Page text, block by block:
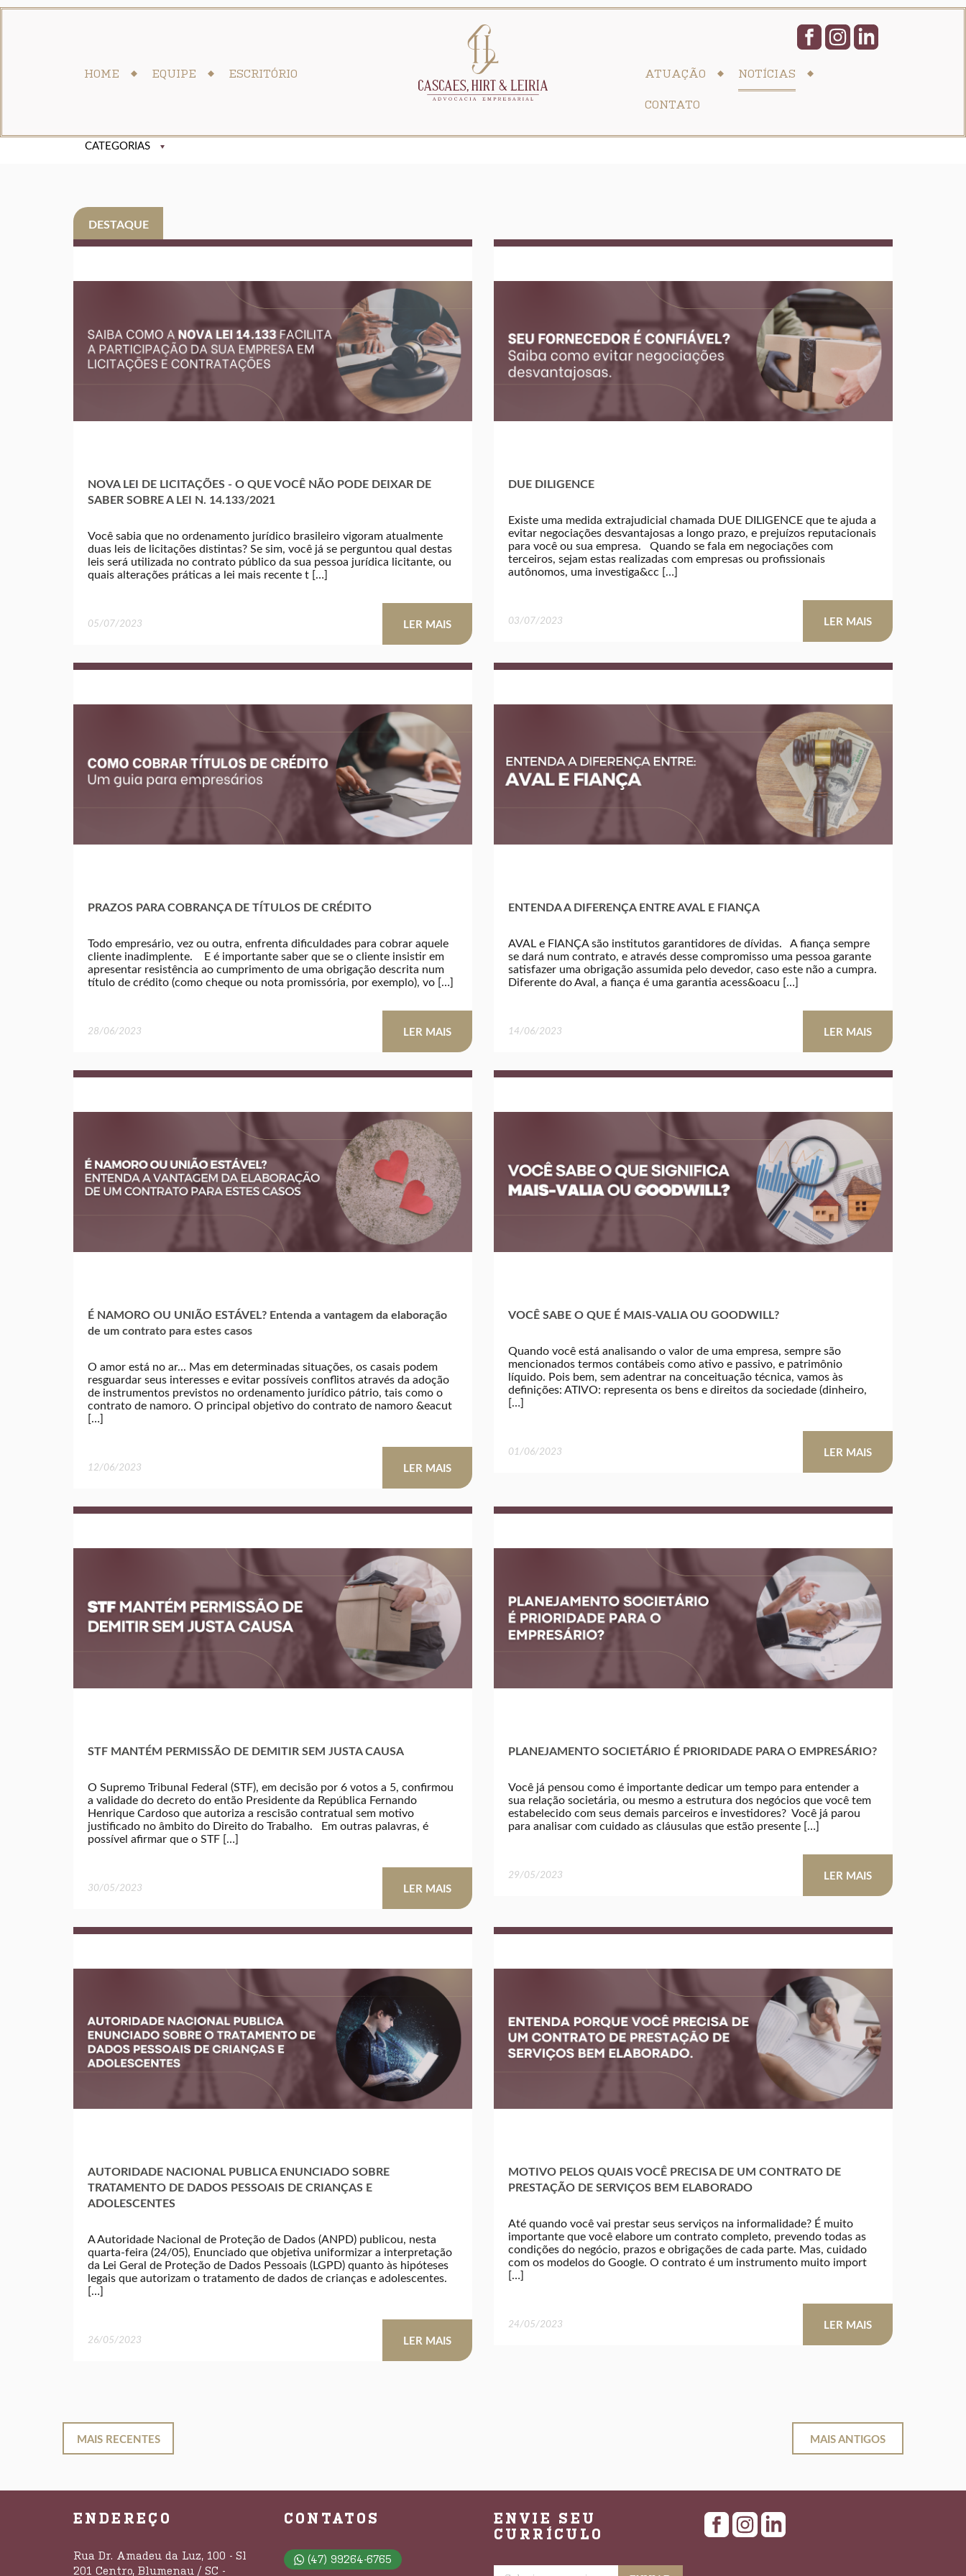
HOME EQUIPE ESCRITÓRIO ATUAÇÃO NOTÍCIAS
CONTATO
DESTAQUE
NOVA LEI DE LICITAÇÕES - O QUE VOCÊ NÃO PODE DEIXAR DE
SABER SOBRE A LEI N. 14.133/2021
Você sabia que no ordenamento jurídico brasileiro vigoram atualmente
duas leis de licitações distintas? Se sim, você já se perguntou qual destas
leis será utilizada no contrato público da sua pessoa jurídica licitante, ou
quais alterações práticas a lei mais recente t […]
05/07/2023 LER MAIS
DUE DILIGENCE
Existe uma medida extrajudicial chamada DUE DILIGENCE que te ajuda a
evitar negociações desvantajosas a longo prazo, e prejuízos reputacionais
para você ou sua empresa. Quando se fala em negociações com
terceiros, sejam estas realizadas com empresas ou profissionais
autônomos, uma investiga&cc […]
03/07/2023 LER MAIS
PRAZOS PARA COBRANÇA DE TÍTULOS DE CRÉDITO
Todo empresário, vez ou outra, enfrenta dificuldades para cobrar aquele
cliente inadimplente. E é importante saber que se o cliente insistir em
apresentar resistência ao cumprimento de uma obrigação descrita num
título de crédito (como cheque ou nota promissória, por exemplo), vo […]
28/06/2023 LER MAIS
ENTENDA A DIFERENÇA ENTRE AVAL E FIANÇA
AVAL e FIANÇA são institutos garantidores de dívidas. A fiança sempre
se dará num contrato, e através desse compromisso uma pessoa garante
satisfazer uma obrigação assumida pelo devedor, caso este não a cumpra.
Diferente do Aval, a fiança é uma garantia acess&oacu […]
14/06/2023 LER MAIS
É NAMORO OU UNIÃO ESTÁVEL? Entenda a vantagem da elaboração
de um contrato para estes casos
O amor está no ar... Mas em determinadas situações, os casais podem
resguardar seus interesses e evitar possíveis conflitos através da adoção
de instrumentos previstos no ordenamento jurídico pátrio, tais como o
contrato de namoro. O principal objetivo do contrato de namoro &eacut
[…]
12/06/2023 LER MAIS
VOCÊ SABE O QUE É MAIS-VALIA OU GOODWILL?
Quando você está analisando o valor de uma empresa, sempre são
mencionados termos contábeis como ativo e passivo, e patrimônio
líquido. Pois bem, sem adentrar na conceituação técnica, vamos às
definições: ATIVO: representa os bens e direitos da sociedade (dinheiro,
[…]
01/06/2023 LER MAIS
STF MANTÉM PERMISSÃO DE DEMITIR SEM JUSTA CAUSA
O Supremo Tribunal Federal (STF), em decisão por 6 votos a 5, confirmou
a validade do decreto do então Presidente da República Fernando
Henrique Cardoso que autoriza a rescisão contratual sem motivo
justificado no âmbito do Direito do Trabalho. Em outras palavras, é
possível afirmar que o STF […]
30/05/2023 LER MAIS
PLANEJAMENTO SOCIETÁRIO É PRIORIDADE PARA O EMPRESÁRIO?
Você já pensou como é importante dedicar um tempo para entender a
sua relação societária, ou mesmo a estrutura dos negócios que você tem
estabelecido com seus demais parceiros e investidores? Você já parou
para analisar com cuidado as cláusulas que estão presente […]
29/05/2023 LER MAIS
AUTORIDADE NACIONAL PUBLICA ENUNCIADO SOBRE
TRATAMENTO DE DADOS PESSOAIS DE CRIANÇAS E
ADOLESCENTES
A Autoridade Nacional de Proteção de Dados (ANPD) publicou, nesta
quarta-feira (24/05), Enunciado que objetiva uniformizar a interpretação
da Lei Geral de Proteção de Dados Pessoais (LGPD) quanto às hipóteses
legais que autorizam o tratamento de dados de crianças e adolescentes.
[…]
26/05/2023 LER MAIS
MOTIVO PELOS QUAIS VOCÊ PRECISA DE UM CONTRATO DE
PRESTAÇÃO DE SERVIÇOS BEM ELABORADO
Até quando você vai prestar seus serviços na informalidade? É muito
importante que você elabore um contrato completo, prevendo todas as
condições do negócio, prazos e obrigações de cada parte. Mas, cuidado
com os modelos do Google. O contrato é um instrumento muito import
[…]
24/05/2023 LER MAIS
MAIS RECENTES MAIS ANTIGOS
ENDEREÇO
Rua Dr. Amadeu da Luz, 100 - Sl
201 Centro, Blumenau / SC -
CONTATOS
(47) 99264-6765
ENVIE SEU
CURRÍCULO